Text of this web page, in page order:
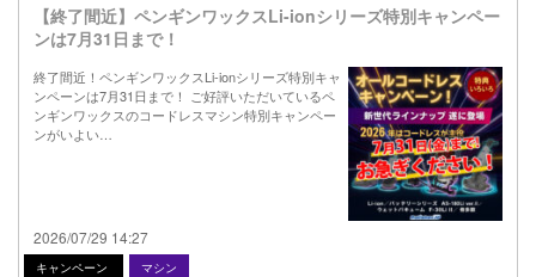
【終了間近】ペンギンワックスLi-ionシリーズ特別キャンペー
ンは7月31日まで！
終了間近！ペンギンワックスLi-ionシリーズ特別キャ
ンペーンは7月31日まで！ ご好評いただいているペ
ンギンワックスのコードレスマシン特別キャンペー
ンがいよい…
2026/07/29 14:27
キャンペーン マシン